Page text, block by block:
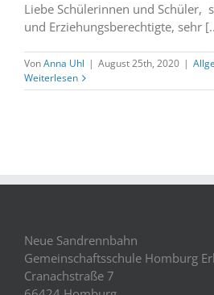
Liebe Schülerinnen und Schüler,
und Erziehungsberechtigte, sehr
VonAnna Uhl | August 25th, 2020 |
Weiterlesen
Neue Sandrennbahn
Gemeinschaftsschule Homburg
Cranachstraße 7